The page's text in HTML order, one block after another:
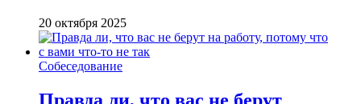
20 октября 2025
Собеседование
Правда ли, что вас не берут